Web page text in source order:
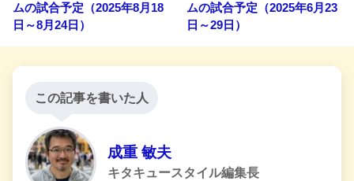
ムの試合予定（2025年8月18
日～8月24日）
ムの試合予定（2025年6月23
日～29日）
この記事を書いた人
成重 敏夫
キタキュースタイル編集長